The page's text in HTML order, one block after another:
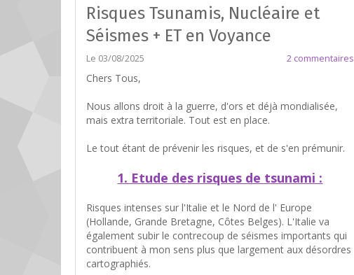
Risques Tsunamis, Nucléaire et
Séismes + ET en Voyance
Le 03/08/2025 2 commentaires
Chers Tous,
Nous allons droit à la guerre, d'ors et déjà mondialisée,
mais extra territoriale. Tout est en place.
Le tout étant de prévenir les risques, et de s'en prémunir.
1. Etude des risques de tsunami :
Risques intenses sur l'Italie et le Nord de l' Europe
(Hollande, Grande Bretagne, Côtes Belges). L'Italie va
également subir le contrecoup de séismes importants qui
contribuent à mon sens plus que largement aux désordres
cartographiés.